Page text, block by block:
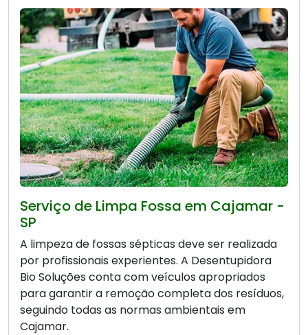
Serviço de Limpa Fossa em Cajamar -
SP
A limpeza de fossas sépticas deve ser realizada
por profissionais experientes. A Desentupidora
Bio Soluções conta com veículos apropriados
para garantir a remoção completa dos resíduos,
seguindo todas as normas ambientais em
Cajamar.